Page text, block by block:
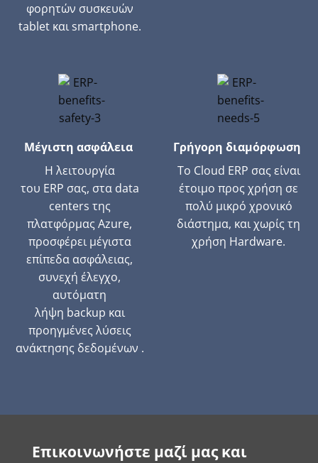
φορητών συσκευών
tablet και smartphone.
Μέγιστη ασφάλεια
Η λειτουργία
του ERP σας, στα data
centers της
πλατφόρμας Azure,
προσφέρει μέγιστα
επίπεδα ασφάλειας,
συνεχή έλεγχο,
αυτόματη
λήψη backup και
προηγμένες λύσεις
ανάκτησης δεδομένων .
Γρήγορη διαμόρφωση
Το Cloud ERP σας είναι
έτοιμο προς χρήση σε
πολύ μικρό χρονικό
διάστημα, και χωρίς τη
χρήση Hardware.
Επικοινωνήστε μαζί μας και